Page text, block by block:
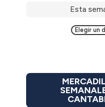
Esta
Elegir un